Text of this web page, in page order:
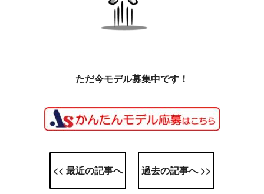
ただ今モデル募集中です！
<< 最近の記事へ 過去の記事へ >>